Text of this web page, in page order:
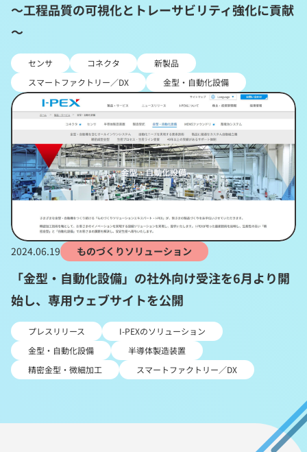
～工程品質の可視化とトレーサビリティ強化に貢献
～
センサ コネクタ
新製品
スマートファクトリー／DX
金型・自動化設備
2024.06.19 ものづくりソリューション
「金型・自動化設備」の社外向け受注を6月より開
始し、専用ウェブサイトを公開
プレスリリース
I-PEXのソリューション
金型・自動化設備
半導体製造装置
精密金型・微細加工
スマートファクトリー／DX